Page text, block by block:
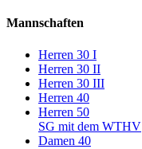
Mannschaften
Herren 30 I
Herren 30 II
Herren 30 III
Herren 40
Herren 50
SG mit dem WTHV
Damen 40